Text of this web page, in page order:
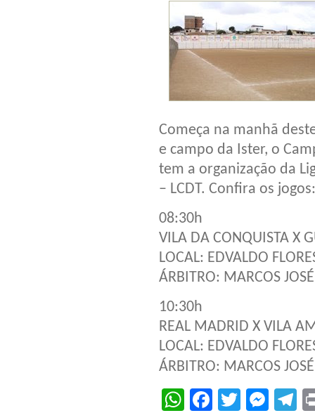
Começa na manhã
e campo da Ister, o
tem a organização da
– LCDT. Confira os jogos:
08:30h
VILA DA CONQUISTA X
LOCAL: EDVALDO
ÁRBITRO: MARCOS JOSÉ
10:30h
REAL MADRID X VILA
LOCAL: EDVALDO
ÁRBITRO: MARCOS
WhatsApp
Facebook
Twitter